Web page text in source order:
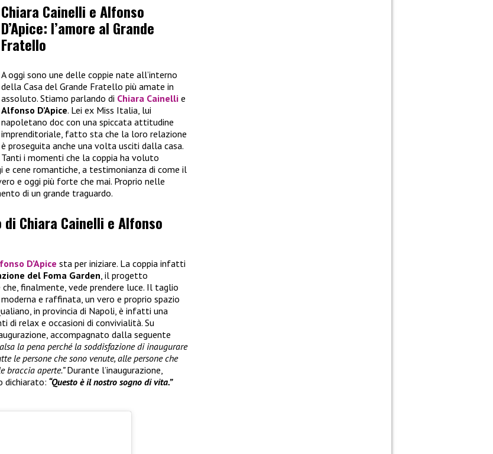
Chiara Cainelli e Alfonso
D’Apice: l’amore al Grande
Fratello
A oggi sono une delle coppie nate all’interno
della Casa del Grande Fratello più amate in
assoluto. Stiamo parlando di Chiara Cainelli e
Alfonso D’Apice. Lei ex Miss Italia, lui
napoletano doc con una spiccata attitudine
imprenditoriale, fatto sta che la loro relazione
è proseguita anche una volta usciti dalla casa.
Tanti i momenti che la coppia ha voluto
cene romantiche, a testimonianza di come il
e oggi più forte che mai. Proprio nelle
di un grande traguardo.
Chiara Cainelli e Alfonso
D’Apice sta per iniziare. La coppia infatti
del Foma Garden , il progetto
finalmente, vede prendere luce. Il taglio
e raffinata, un vero e proprio spazio
in provincia di Napoli, è infatti una
di relax e occasioni di convivialità. Su
accompagnato dalla seguente
la pena perché la soddisfazione di inaugurare
le persone che sono venute, alle persone che
braccia aperte.”Durante l’inaugurazione,
dichiarato: “Questo è il nostro sogno di vita.”